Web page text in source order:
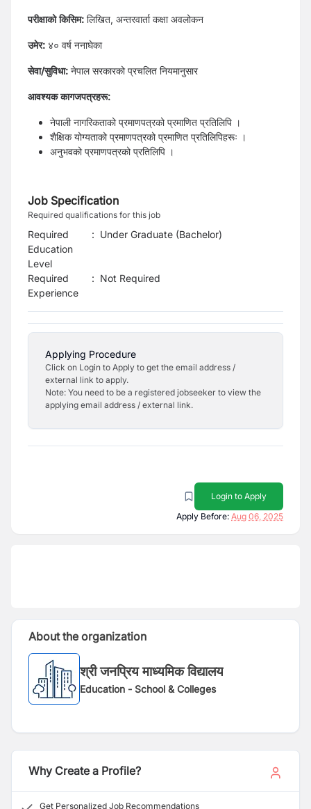
परीक्षाको किसिम: लिखित, अन्तरवार्ता कक्षा अवलोकन
उमेर: ४० वर्ष ननाघेका
सेवा/सुविधा: नेपाल सरकारको प्रचलित नियमानुसार
आवश्यक कागजपत्रहरू:
नेपाली नागरिकताको प्रमाणपत्रको प्रमाणित प्रतिलिपि ।
शैक्षिक योग्यताको प्रमाणपत्रको प्रमाणित प्रतिलिपिहरूः ।
अनुभवको प्रमाणपत्रको प्रतिलिपि ।
Job Specification
Required qualifications for this job
Required
Education
Level
: Under Graduate (Bachelor)
Required
Experience
: Not Required
Applying Procedure
Click on Login to Apply to get the email address /
external link to apply.
Note: You need to be a registered jobseeker to view the
applying email address / external link.
Login to Apply
Apply Before: Aug 06, 2025
About the organization
श्री जनप्रिय माध्यमिक विद्यालय
Education - School & Colleges
Why Create a Profile?
Get Personalized Job Recommendations